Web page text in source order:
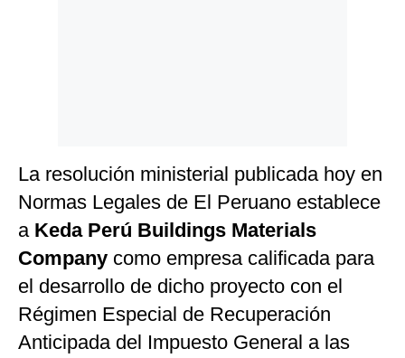
La resolución ministerial publicada hoy en
Normas Legales de El Peruano establece
a Keda Perú Buildings Materials
Company como empresa calificada para
el desarrollo de dicho proyecto con el
Régimen Especial de Recuperación
Anticipada del Impuesto General a las